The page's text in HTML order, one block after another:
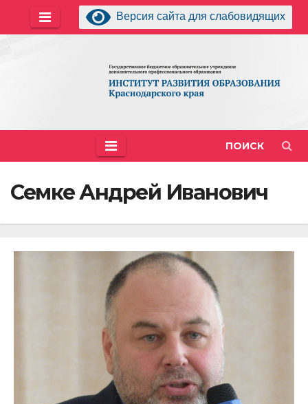
Версия сайта для слабовидящих
ПОИСК
Семке Андрей Иванович